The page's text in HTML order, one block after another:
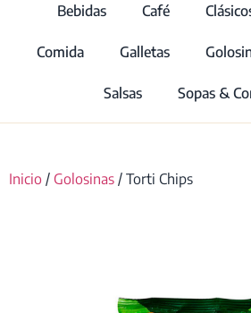
Bebidas Café
Comida Galletas
Salsas Sopas &
Inicio / Golosinas / Torti Chips